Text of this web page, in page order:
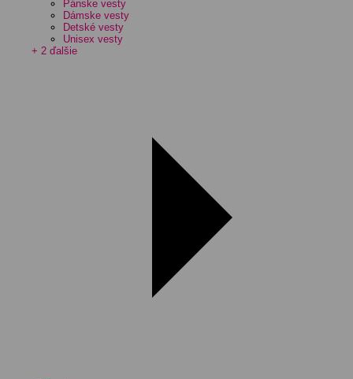
Pánske vesty
Dámske vesty
Detské vesty
Unisex vesty
+ 2 ďalšie